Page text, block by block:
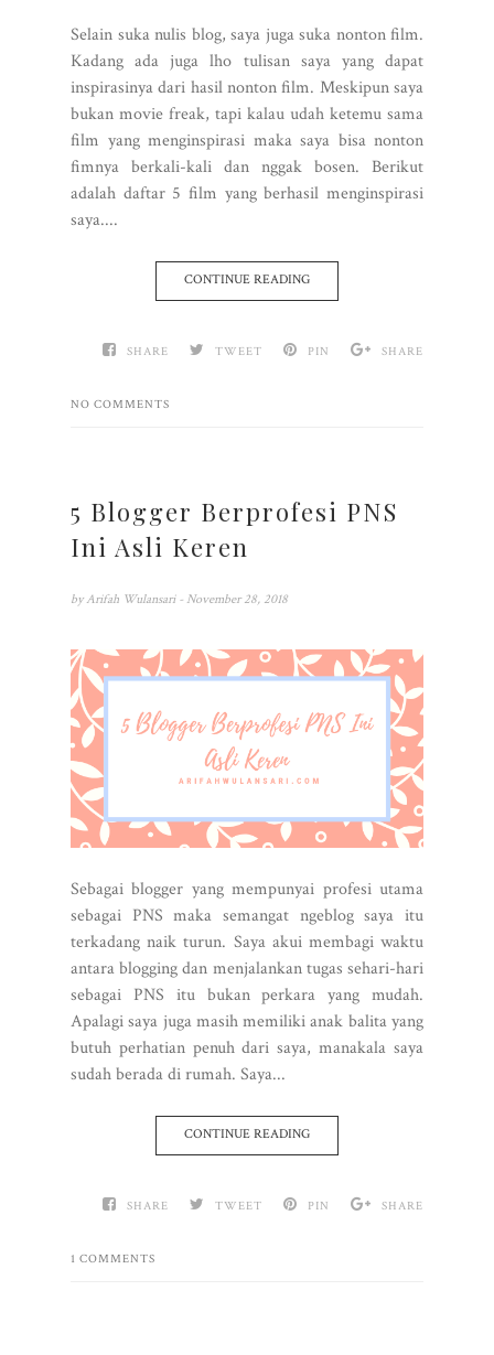
Selain suka nulis blog, saya juga suka nonton film.
Kadang ada juga lho tulisan saya yang dapat
inspirasinya dari hasil nonton film. Meskipun saya
bukan movie freak, tapi kalau udah ketemu sama
film yang menginspirasi maka saya bisa nonton
fimnya berkali-kali dan nggak bosen. Berikut
adalah daftar 5 film yang berhasil menginspirasi
saya....
CONTINUE READING
SHARE TWEET PIN SHARE
NO COMMENTS
5 Blogger Berprofesi PNS
Ini Asli Keren
by Arifah Wulansari - November 28, 2018
Sebagai blogger yang mempunyai profesi utama
sebagai PNS maka semangat ngeblog saya itu
terkadang naik turun. Saya akui membagi waktu
antara blogging dan menjalankan tugas sehari-hari
sebagai PNS itu bukan perkara yang mudah.
Apalagi saya juga masih memiliki anak balita yang
butuh perhatian penuh dari saya, manakala saya
sudah berada di rumah. Saya...
CONTINUE READING
SHARE TWEET PIN SHARE
1 COMMENTS